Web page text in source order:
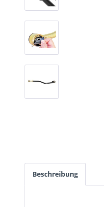
Beschreibung